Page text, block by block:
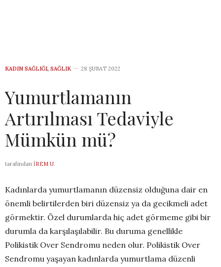
KADIN SAĞLIĞI, SAĞLIK 28 ŞUBAT 2022
Yumurtlamanın
Artırılması Tedaviyle
Mümkün mü?
tarafından İREM U.
Kadınlarda yumurtlamanın düzensiz olduğuna dair en
önemli belirtilerden biri düzensiz ya da gecikmeli adet
görmektir. Özel durumlarda hiç adet görmeme gibi bir
durumla da karşılaşılabilir. Bu duruma genellikle
Polikistik Over Sendromu neden olur. Polikistik Over
Sendromu yaşayan kadınlarda yumurtlama düzenli